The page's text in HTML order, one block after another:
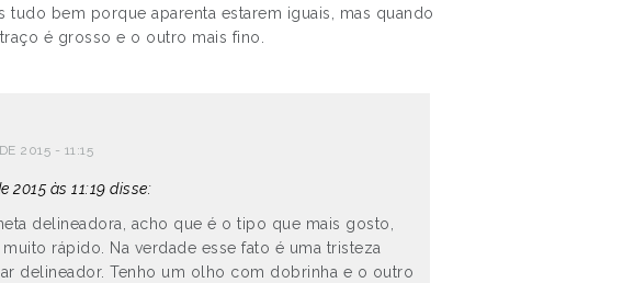
tudo bem porque aparenta estarem iguais, mas quando
é grosso e o outro mais fino.
2015 - 11:15
2015 às 11:19 disse:
delineadora, acho que é o tipo que mais gosto,
rápido. Na verdade esse fato é uma tristeza
delineador. Tenho um olho com dobrinha e o outro